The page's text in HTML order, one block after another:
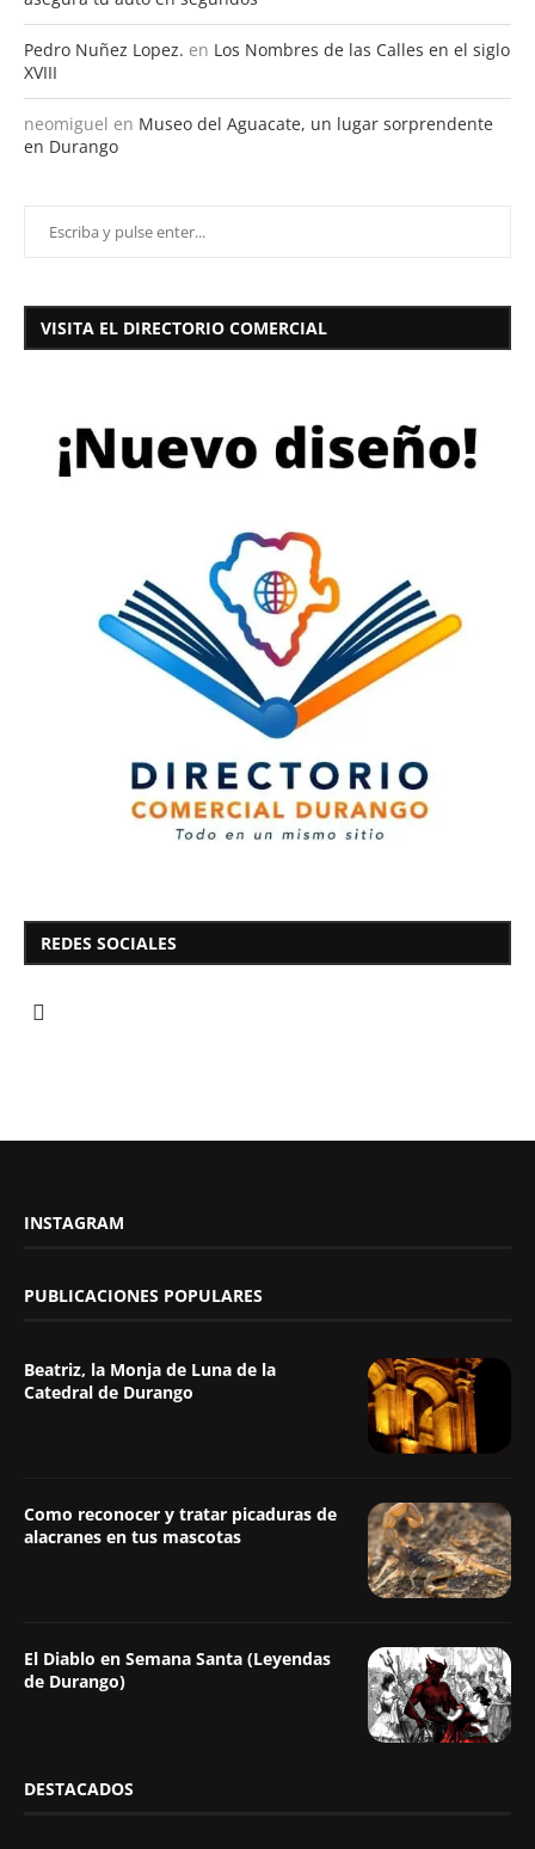
Pedro Nuñez Lopez. en Los Nombres de las Calles en el siglo
XVIII
neomiguel en Museo del Aguacate, un lugar sorprendente
en Durango
VISITA EL DIRECTORIO COMERCIAL
REDES SOCIALES
INSTAGRAM
PUBLICACIONES POPULARES
Beatriz, la Monja de Luna de la
Catedral de Durango
Como reconocer y tratar picaduras de
alacranes en tus mascotas
El Diablo en Semana Santa (Leyendas
de Durango)
DESTACADOS